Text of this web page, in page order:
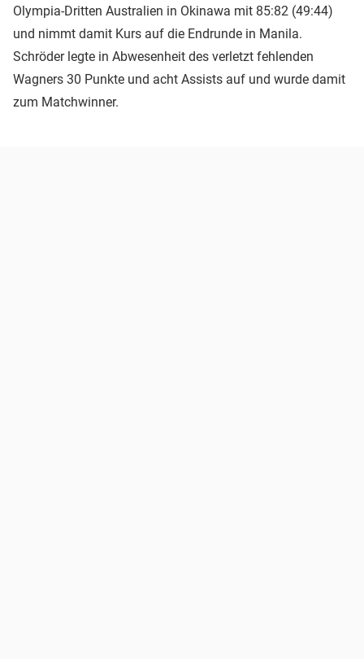
Olympia-Dritten Australien in Okinawa mit 85:82 (49:44)
und nimmt damit Kurs auf die Endrunde in Manila.
Schröder legte in Abwesenheit des verletzt fehlenden
Wagners 30 Punkte und acht Assists auf und wurde damit
zum Matchwinner.